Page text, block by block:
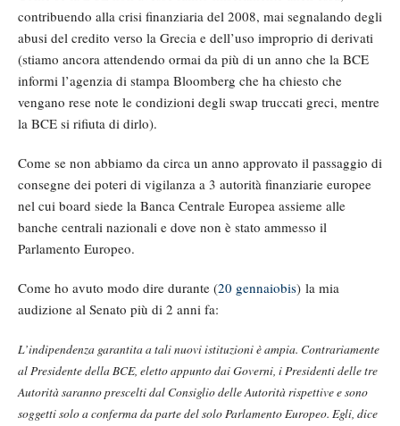
contribuendo alla crisi finanziaria del 2008, mai segnalando degli
abusi del credito verso la Grecia e dell’uso improprio di derivati
(stiamo ancora attendendo ormai da più di un anno che la BCE
informi l’agenzia di stampa Bloomberg che ha chiesto che
vengano rese note le condizioni degli swap truccati greci, mentre
la BCE si rifiuta di dirlo).
Come se non abbiamo da circa un anno approvato il passaggio di
consegne dei poteri di vigilanza a 3 autorità finanziarie europee
nel cui board siede la Banca Centrale Europea assieme alle
banche centrali nazionali e dove non è stato ammesso il
Parlamento Europeo.
Come ho avuto modo dire durante (20 gennaiobis) la mia
audizione al Senato più di 2 anni fa:
L’indipendenza garantita a tali nuovi istituzioni è ampia. Contrariamente
al Presidente della BCE, eletto appunto dai Governi, i Presidenti delle tre
Autorità saranno prescelti dal Consiglio delle Autorità rispettive e sono
soggetti solo a conferma da parte del solo Parlamento Europeo. Egli, dice